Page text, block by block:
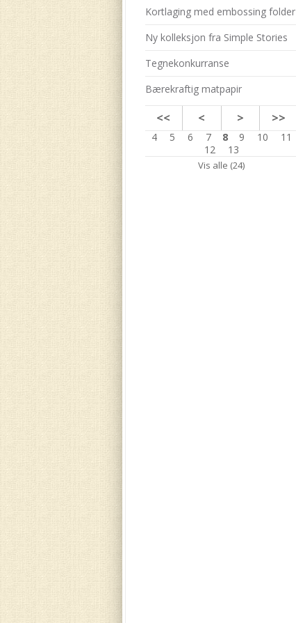
Kortlaging med embossing folder
Ny kolleksjon fra Simple Stories
Tegnekonkurranse
Bærekraftig matpapir
<< < > >>
4 5 6 7 8 9 10
11
12
13
Vis alle (24)